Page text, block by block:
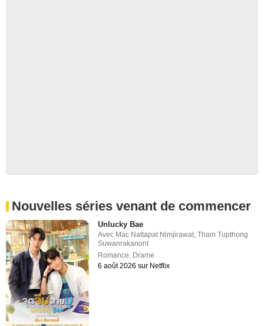
Nouvelles séries venant de commencer
Unlucky Bae
Avec Mac Nattapat Nimjirawat ,Tham Tupthong
Suwanrakanont
Romance Drame
6 août 2026 sur Netflix